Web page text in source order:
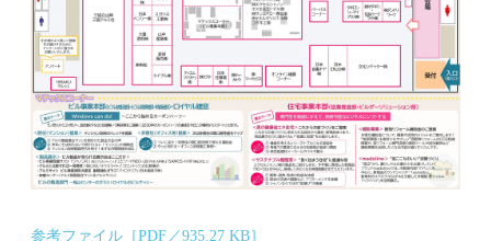
参考ファイル［PDF／935.27 KB］